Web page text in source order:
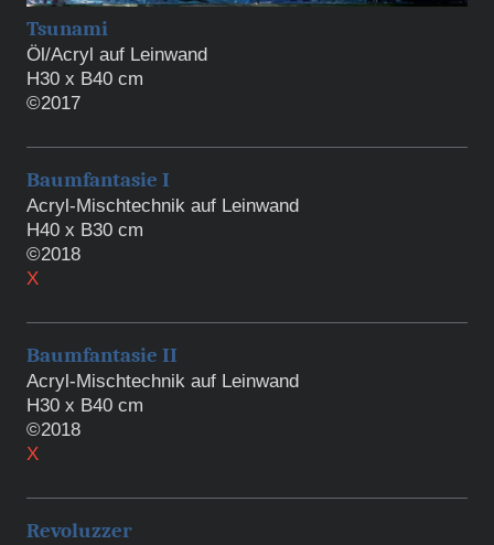
Tsunami
Öl/Acryl auf Leinwand
H30 x B40 cm
©2017
Baumfantasie I
Acryl-Mischtechnik auf Leinwand
H40 x B30 cm
©2018
X
Baumfantasie II
Acryl-Mischtechnik auf Leinwand
H30 x B40 cm
©2018
X
Revoluzzer